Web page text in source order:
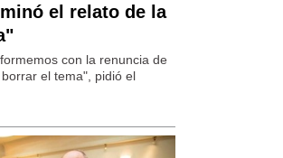
el relato de la
con la renuncia de
el tema", pidió el